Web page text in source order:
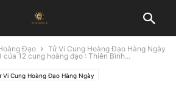
Đạo
Tử Vi Cung Hoàng Đạo Hàng Ngày
12 cung hoàng đạo : Thiên Bình...
Vi Cung Hoàng Đạo Hàng Ngày